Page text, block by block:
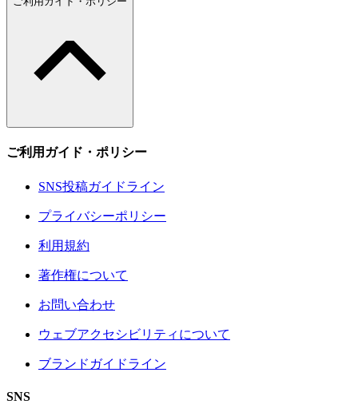
ご利用ガイド・ポリシー
SNS投稿ガイドライン
プライバシーポリシー
利用規約
著作権について
お問い合わせ
ウェブアクセシビリティについて
ブランドガイドライン
SNS